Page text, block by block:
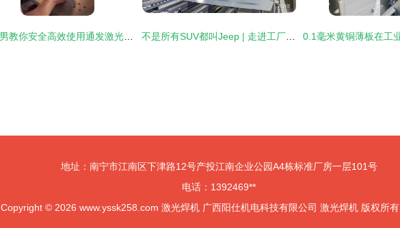
地址：南宁市江南区下津路12号产投江南企业公园A4栋标准厂房一层101号
电话：1392469**
Copyright © 2026 www.yssk258.com 激光焊机 广西阳仕机电科技有限公司 激光焊机版权所有